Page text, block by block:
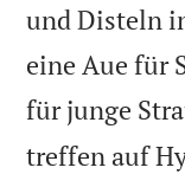
und Disteln
eine Aue für
für junge
treffen auf